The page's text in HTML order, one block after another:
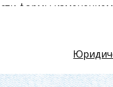
формы изменением
недостатки
системы